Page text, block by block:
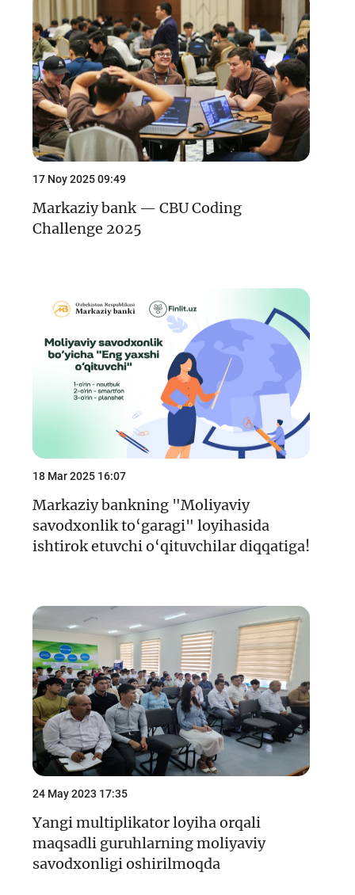
Treninglar va seminarlar
Finlit.uz yangiliklari
OAVda loyihalar
O'quv kurslari
O‘quv materiallari
Interaktiv xizmatlar
Fotogalereya
Kengaytirilgan qidiruv
Sayt xaritasi
17 Noy 2025 09:49
Markaziy bank — CBU Coding
Challenge 2025
18 Mar 2025 16:07
Markaziy bankning "Moliyaviy
savodxonlik to‘garagi" loyihasida
ishtirok etuvchi o‘qituvchilar diqqatiga!
24 May 2023 17:35
Yangi multiplikator loyiha orqali
maqsadli guruhlarning moliyaviy
savodxonligi oshirilmoqda